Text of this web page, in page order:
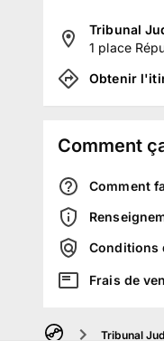
Tribunal
1 place
Obtenir
Comment
Comment
Conditions
Frais de
Tribunal